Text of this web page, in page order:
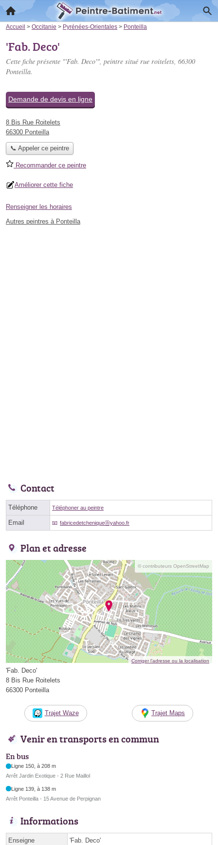
Accueil > Occitanie > Pyrénées-Orientales > Ponteilla
'Fab. Deco'
Cette fiche présente "'Fab. Deco'", peintre situé rue roitelets, 66300
Ponteilla.
Demande de devis en ligne
8 Bis Rue Roitelets
66300 Ponteilla
📞 Appeler ce peintre
Recommander ce peintre
Améliorer cette fiche
Renseigner les horaires
Autres peintres à Ponteilla
Contact
Téléphone Téléphoner au peintre
Email fabricedetcheniqueⓐyahoo.fr
Plan et adresse
© contributeurs OpenStreetMap
Corriger l’adresse ou la localisation
'Fab. Deco'
8 Bis Rue Roitelets
66300 Ponteilla
Trajet Waze Trajet Maps
Venir en transports en commun
En bus
Ligne 150, à 208 m
Arrêt Jardin Exotique - 2 Rue Maillol
Ligne 139, à 138 m
Arrêt Ponteilla - 15 Avenue de Perpignan
Informations
Enseigne 'Fab. Deco'